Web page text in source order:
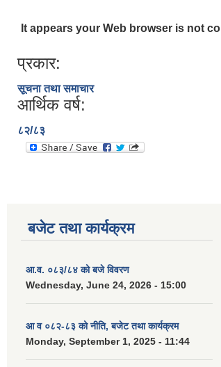
It appears your Web browser is not
प्रकार:
सूचना तथा समाचार
आर्थिक वर्ष:
८२/८३
बजेट तथा कार्यक्रम
आ.व. ०८३/८४ को बजे विवरण
Wednesday, June 24, 2026 - 15:00
आ व ०८२-८३ को नीति, बजेट तथा कार्यक्रम
Monday, September 1, 2025 - 11:44